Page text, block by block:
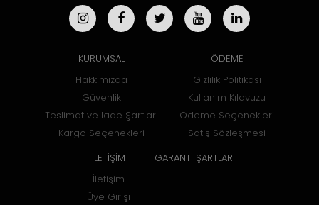
KURUMSAL
Hakkımızda
Güvenlik
Teslimat ve İade Şartları
Kargo Seçenekleri
ÖDEME
Gizlilik Politikası
Kullanım Kılavuzu
Ödeme Seçenekleri
Satış Sözleşmesi
İLETİŞİM
İletişim
Üye Girişi
GARANTİ ŞARTLARI